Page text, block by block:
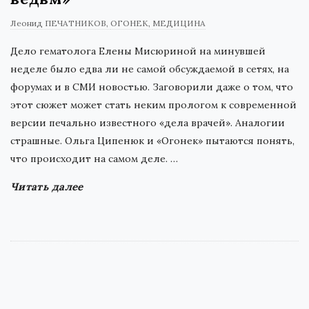
Леонид ПЕЧАТНИКОВ ОГОНЕК МЕДИЦИНА
Дело гематолога Елены Мисюриной на минувшей
неделе было едва ли не самой обсуждаемой в сетях, на
форумах и в СМИ новостью. Заговорили даже о том, что
этот сюжет может стать неким прологом к современной
версии печально известного «дела врачей». Аналогии
страшные. Ольга Ципенюк и «Огонек» пытаются понять,
что происходит на самом деле. …
Читать далее